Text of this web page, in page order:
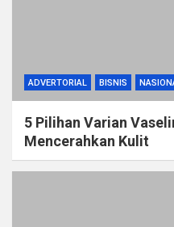
ADVERTORIAL BISNIS
5 Pilihan Varian
Mencerahkan Kulit